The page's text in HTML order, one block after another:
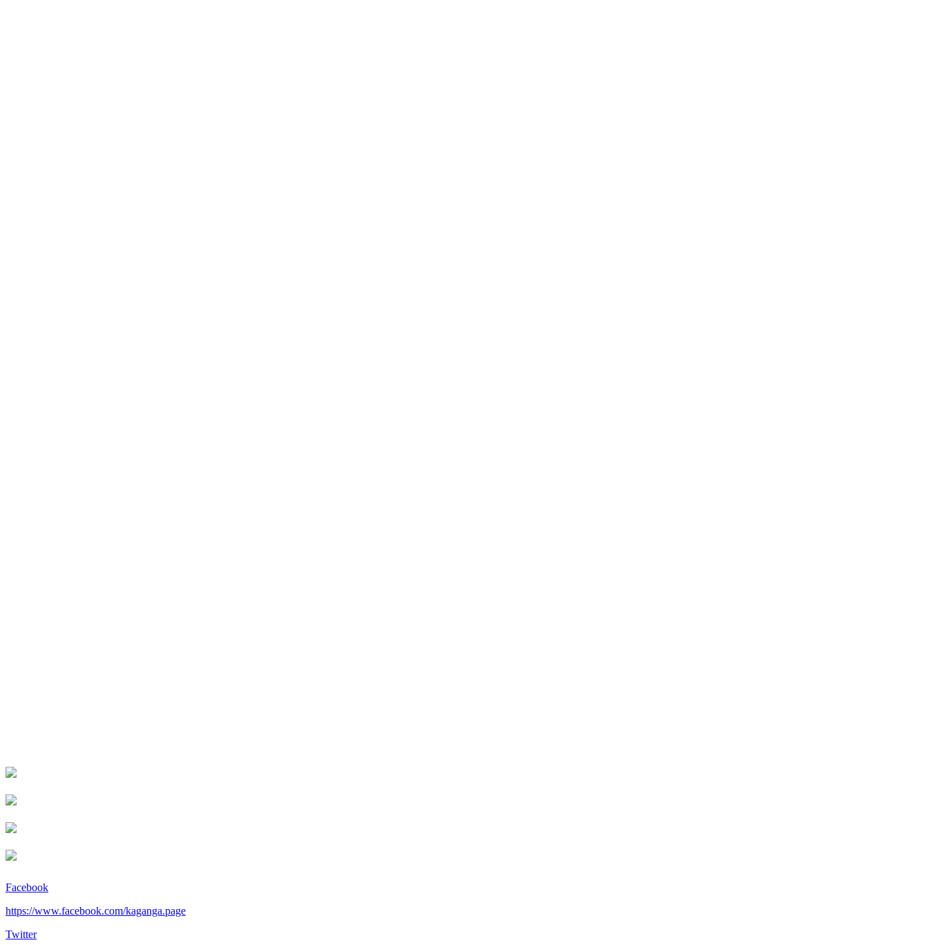
Facebook
https://www.facebook.com/kaganga.page
Twitter